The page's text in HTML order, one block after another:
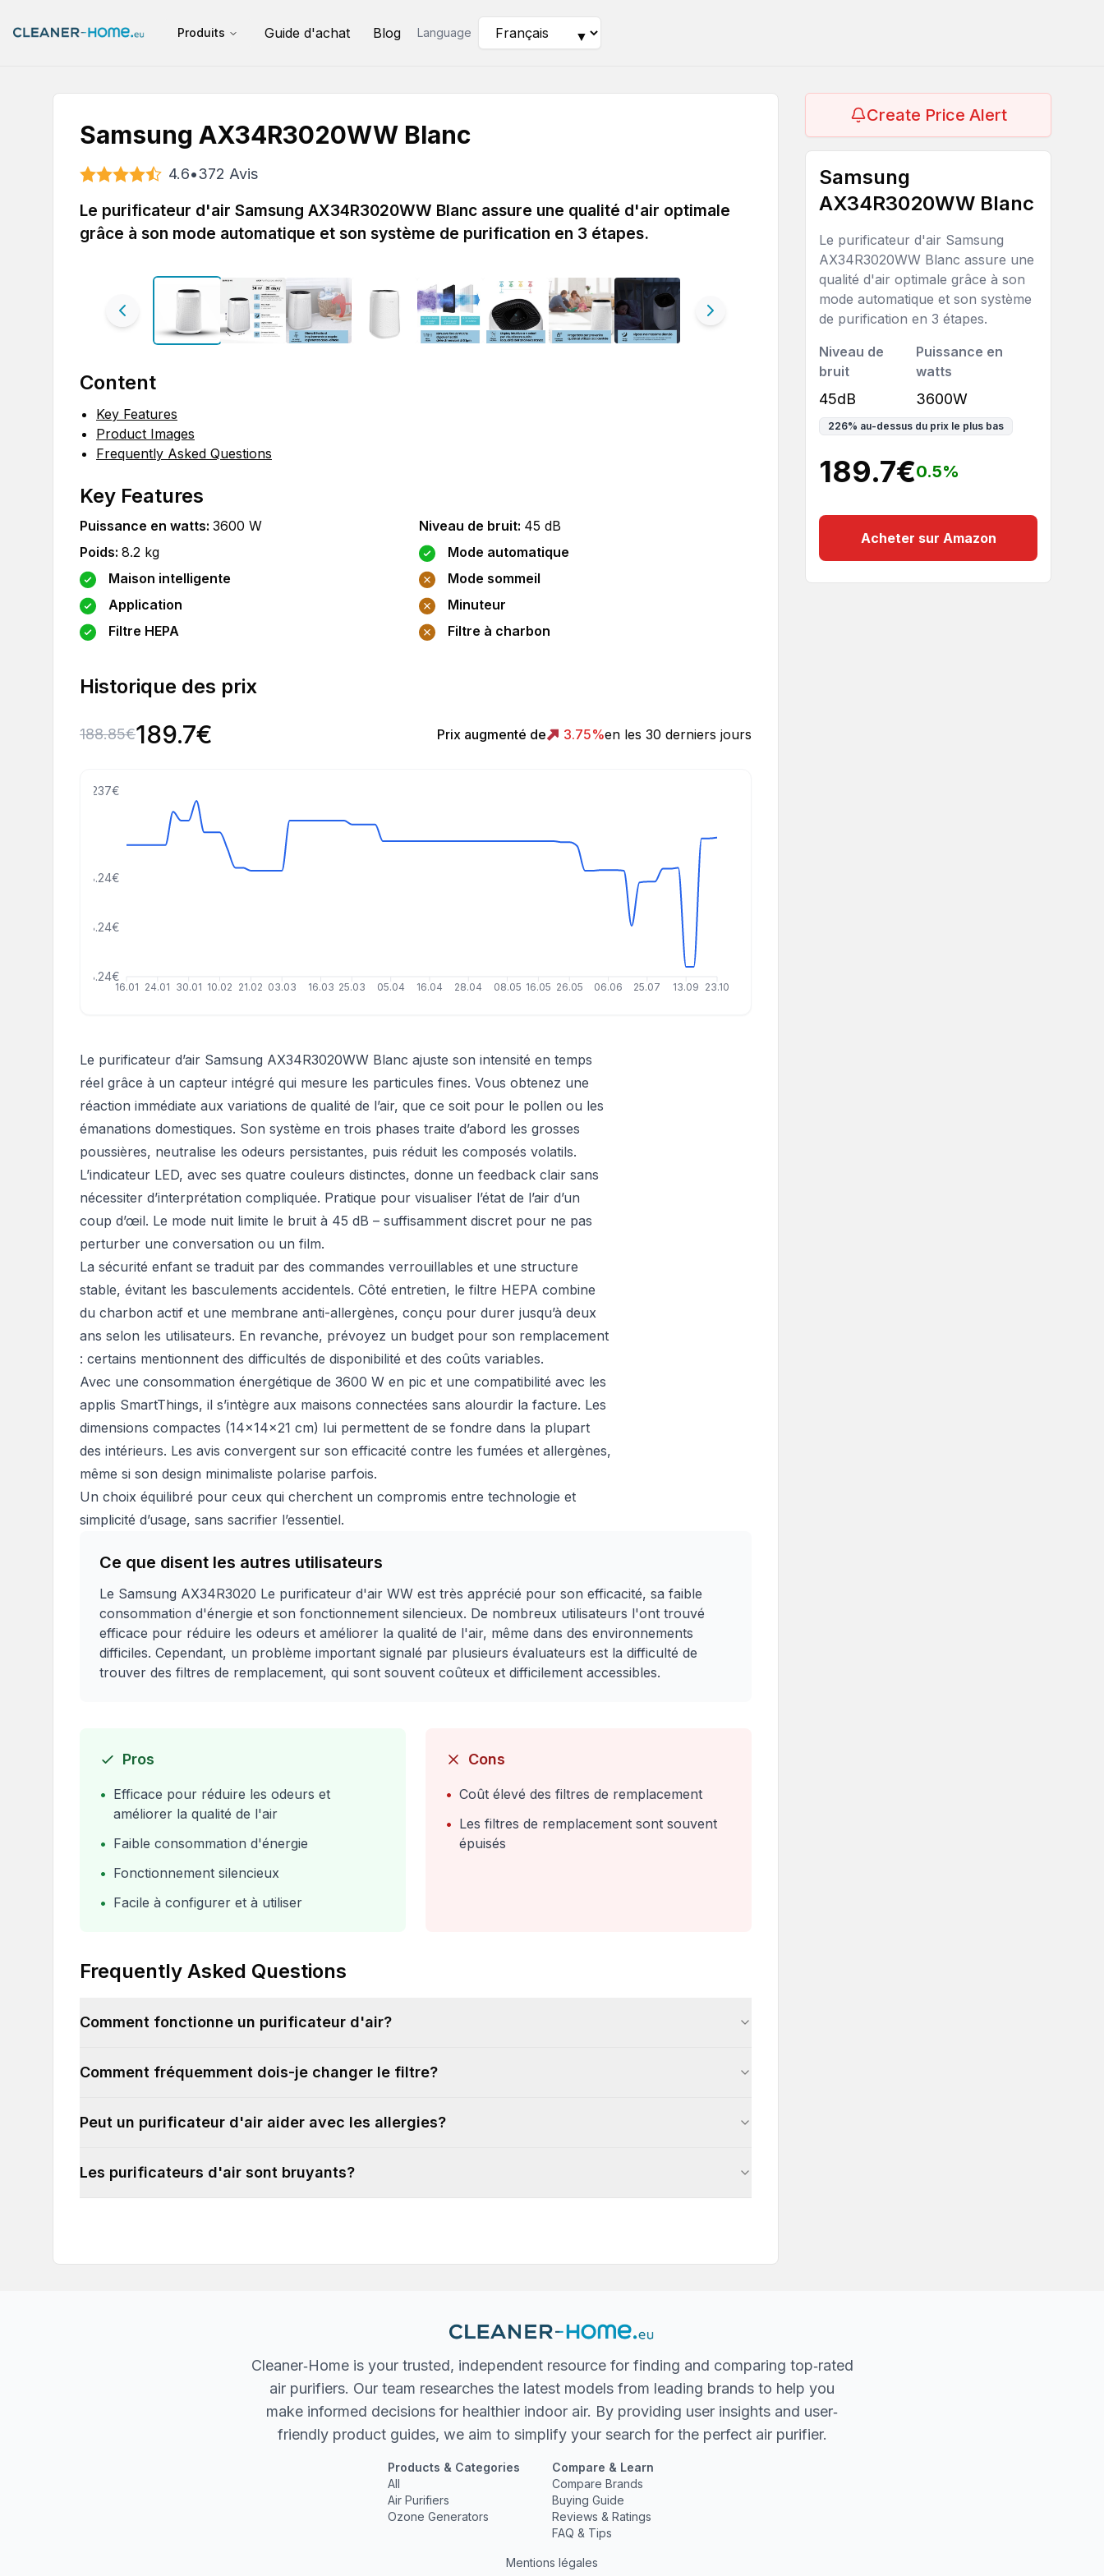
Produits Guide d'achat Blog Language ▼
Samsung AX34R3020WW Blanc
4.6•372 Avis
Le purificateur d'air Samsung AX34R3020WW Blanc assure une qualité d'air optimale
grâce à son mode automatique et son système de purification en 3 étapes.
Content
Key Features
Product Images
Frequently Asked Questions
Key Features
Puissance en watts: 3600 W Niveau de bruit: 45 dB
Poids: 8.2 kg
Mode automatique
Maison intelligente
Mode sommeil
Application
Minuteur
Filtre HEPA
Filtre à charbon
Historique des prix
188.85€189.7€ Prix augmenté de 3.75%en les 30 derniers jours
16.01 24.01 30.01 10.02 21.02 03.03 16.03 25.03 05.04 16.04 28.04 08.05 16.05 26.05 06.06 25.07 13.09 23.10
48.24€
98.24€
148.24€
237€
Le purificateur d’air Samsung AX34R3020WW Blanc ajuste son intensité en temps
réel grâce à un capteur intégré qui mesure les particules fines. Vous obtenez une
réaction immédiate aux variations de qualité de l’air, que ce soit pour le pollen ou les
émanations domestiques. Son système en trois phases traite d’abord les grosses
poussières, neutralise les odeurs persistantes, puis réduit les composés volatils.
L’indicateur LED, avec ses quatre couleurs distinctes, donne un feedback clair sans
nécessiter d’interprétation compliquée. Pratique pour visualiser l’état de l’air d’un
coup d’œil. Le mode nuit limite le bruit à 45 dB – suffisamment discret pour ne pas
perturber une conversation ou un film.
La sécurité enfant se traduit par des commandes verrouillables et une structure
stable, évitant les basculements accidentels. Côté entretien, le filtre HEPA combine
du charbon actif et une membrane anti-allergènes, conçu pour durer jusqu’à deux
ans selon les utilisateurs. En revanche, prévoyez un budget pour son remplacement
: certains mentionnent des difficultés de disponibilité et des coûts variables.
Avec une consommation énergétique de 3600 W en pic et une compatibilité avec les
applis SmartThings, il s’intègre aux maisons connectées sans alourdir la facture. Les
dimensions compactes (14x14x21 cm) lui permettent de se fondre dans la plupart
des intérieurs. Les avis convergent sur son efficacité contre les fumées et allergènes,
même si son design minimaliste polarise parfois.
Un choix équilibré pour ceux qui cherchent un compromis entre technologie et
simplicité d’usage, sans sacrifier l’essentiel.
Ce que disent les autres utilisateurs
Le Samsung AX34R3020 Le purificateur d'air WW est très apprécié pour son efficacité, sa faible
consommation d'énergie et son fonctionnement silencieux. De nombreux utilisateurs l'ont trouvé
efficace pour réduire les odeurs et améliorer la qualité de l'air, même dans des environnements
difficiles. Cependant, un problème important signalé par plusieurs évaluateurs est la difficulté de
trouver des filtres de remplacement, qui sont souvent coûteux et difficilement accessibles.
Pros
• Efficace pour réduire les odeurs et
améliorer la qualité de l'air
• Faible consommation d'énergie
• Fonctionnement silencieux
• Facile à configurer et à utiliser
Cons
• Coût élevé des filtres de remplacement
• Les filtres de remplacement sont souvent
épuisés
Frequently Asked Questions
Comment fonctionne un purificateur d'air?
Comment fréquemment dois-je changer le filtre?
Peut un purificateur d'air aider avec les allergies?
Les purificateurs d'air sont bruyants?
Create Price Alert
Samsung
AX34R3020WW Blanc
Le purificateur d'air Samsung
AX34R3020WW Blanc assure une
qualité d'air optimale grâce à son
mode automatique et son système
de purification en 3 étapes.
Niveau de
bruit
45dB
Puissance en
watts
3600W
226% au-dessus du prix le plus bas
189.7€0.5%
Acheter sur Amazon
Cleaner‐Home is your trusted, independent resource for finding and comparing top‐rated
air purifiers. Our team researches the latest models from leading brands to help you
make informed decisions for healthier indoor air. By providing user insights and user‐
friendly product guides, we aim to simplify your search for the perfect air purifier.
Products & Categories
All
Air Purifiers
Ozone Generators
Compare & Learn
Compare Brands
Buying Guide
Reviews & Ratings
FAQ & Tips
Mentions légales